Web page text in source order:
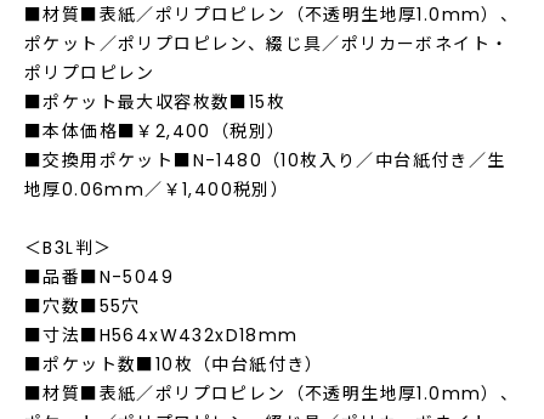
■材質■表紙／ポリプロピレン（不透明生地厚1.0mm）、
ポケット／ポリプロピレン、綴じ具／ポリカーボネイト・
ポリプロピレン
■ポケット最大収容枚数■15枚
■本体価格■￥2,400（税別）
■交換用ポケット■N-1480（10枚入り／中台紙付き／生
地厚0.06mm／￥1,400税別）
＜B3L判＞
■品番■N-5049
■穴数■55穴
■寸法■H564xW432xD18mm
■ポケット数■10枚（中台紙付き）
■材質■表紙／ポリプロピレン（不透明生地厚1.0mm）、